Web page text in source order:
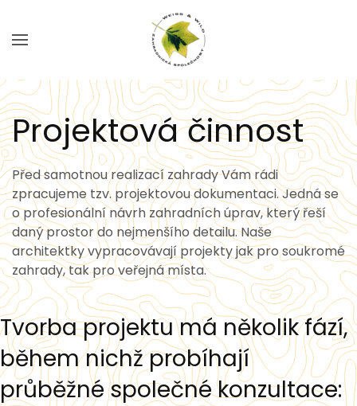
Skip to main content
Projektová činnost
Před samotnou realizací zahrady Vám rádi
zpracujeme tzv. projektovou dokumentaci. Jedná se
o profesionální návrh zahradních úprav, který řeší
daný prostor do nejmenšího detailu. Naše
architektky vypracovávají projekty jak pro soukromé
zahrady, tak pro veřejná místa.
Tvorba projektu má několik fází,
během nichž probíhají
průběžné společné konzultace: